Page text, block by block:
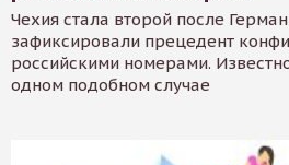
Чехия стала второй после
зафиксировали прецедент
российскими номерами.
одном подобном случае